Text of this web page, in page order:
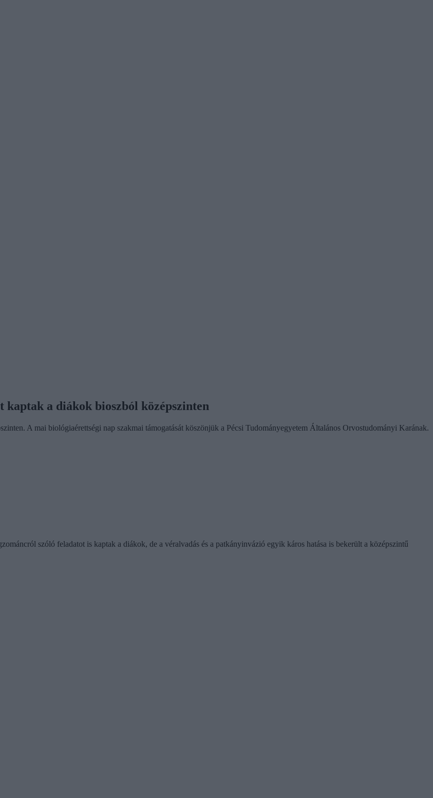
kaptak a diákok bioszból középszinten
A mai biológiaérettségi nap szakmai támogatását köszönjük a Pécsi Tudományegyetem Általános Orvostudományi Karának.
szóló feladatot is kaptak a diákok, de a véralvadás és a patkányinvázió egyik káros hatása is bekerült a középszintű